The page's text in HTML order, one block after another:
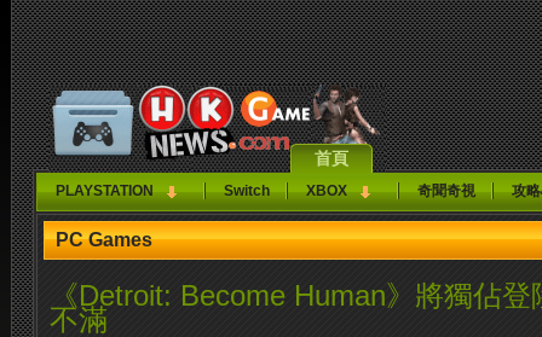
首頁
PLAYSTATION Switch XBOX 奇聞奇視 攻
PC Games
《Detroit: Become Human》將獨佔
不滿